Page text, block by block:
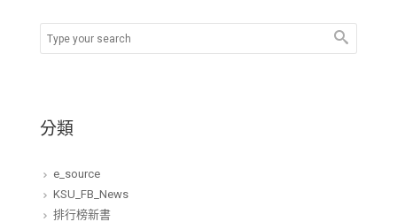
分類
e_source
KSU_FB_News
排行榜新書